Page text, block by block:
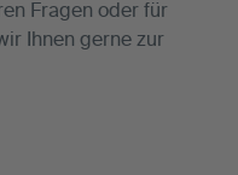
Fragen oder für
Ihnen gerne zur